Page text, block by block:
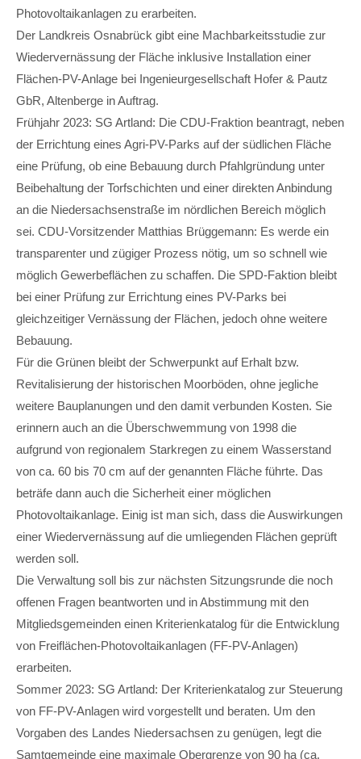
Photovoltaikanlagen zu erarbeiten.
Der Landkreis Osnabrück gibt eine Machbarkeitsstudie zur
Wiedervernässung der Fläche inklusive Installation einer
Flächen-PV-Anlage bei Ingenieurgesellschaft Hofer & Pautz
GbR, Altenberge in Auftrag.
Frühjahr 2023: SG Artland: Die CDU-Fraktion beantragt, neben
der Errichtung eines Agri-PV-Parks auf der südlichen Fläche
eine Prüfung, ob eine Bebauung durch Pfahlgründung unter
Beibehaltung der Torfschichten und einer direkten Anbindung
an die Niedersachsenstraße im nördlichen Bereich möglich
sei. CDU-Vorsitzender Matthias Brüggemann: Es werde ein
transparenter und zügiger Prozess nötig, um so schnell wie
möglich Gewerbeflächen zu schaffen. Die SPD-Faktion bleibt
bei einer Prüfung zur Errichtung eines PV-Parks bei
gleichzeitiger Vernässung der Flächen, jedoch ohne weitere
Bebauung.
Für die Grünen bleibt der Schwerpunkt auf Erhalt bzw.
Revitalisierung der historischen Moorböden, ohne jegliche
weitere Bauplanungen und den damit verbunden Kosten. Sie
erinnern auch an die Überschwemmung von 1998 die
aufgrund von regionalem Starkregen zu einem Wasserstand
von ca. 60 bis 70 cm auf der genannten Fläche führte. Das
beträfe dann auch die Sicherheit einer möglichen
Photovoltaikanlage. Einig ist man sich, dass die Auswirkungen
einer Wiedervernässung auf die umliegenden Flächen geprüft
werden soll.
Die Verwaltung soll bis zur nächsten Sitzungsrunde die noch
offenen Fragen beantworten und in Abstimmung mit den
Mitgliedsgemeinden einen Kriterienkatalog für die Entwicklung
von Freiflächen-Photovoltaikanlagen (FF-PV-Anlagen)
erarbeiten.
Sommer 2023: SG Artland: Der Kriterienkatalog zur Steuerung
von FF-PV-Anlagen wird vorgestellt und beraten. Um den
Vorgaben des Landes Niedersachsen zu genügen, legt die
Samtgemeinde eine maximale Obergrenze von 90 ha (ca.